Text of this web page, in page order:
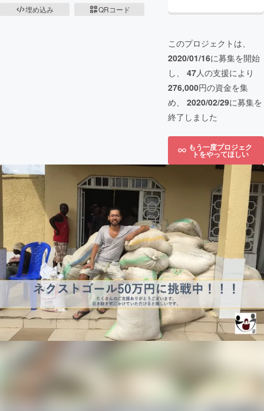
埋め込み
QRコード
このプロジェクトは、
2020/01/16に募集を開始
し、 47人の支援により
276,000円の資金を集
め、 2020/02/29に募集を
終了しました
もう一度プロジェク
トをやってほしい